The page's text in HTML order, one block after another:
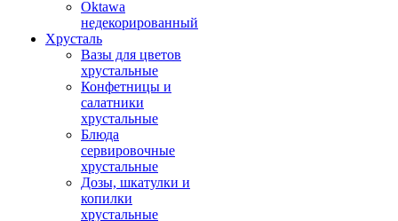
Oktawa
недекорированный
Хрусталь
Вазы для цветов
хрустальные
Конфетницы и
салатники
хрустальные
Блюда
сервировочные
хрустальные
Дозы, шкатулки и
копилки
хрустальные